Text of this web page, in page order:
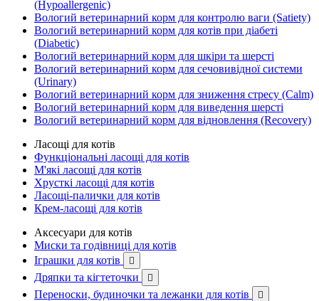
(Hypoallergenic)
Вологий ветеринарний корм для контролю ваги (Satiety)
Вологий ветеринарний корм для котів при діабеті
(Diabetic)
Вологий ветеринарний корм для шкіри та шерсті
Вологий ветеринарний корм для сечовивідної системи
(Urinary)
Вологий ветеринарний корм для зниження стресу (Calm)
Вологий ветеринарний корм для виведення шерсті
Вологий ветеринарний корм для відновлення (Recovery)
Ласощі для котів
Функціональні ласощі для котів
М'які ласощі для котів
Хрусткі ласощі для котів
Ласощі-палички для котів
Крем-ласощі для котів
Аксесуари для котів
Миски та годівниці для котів
Іграшки для котів

Дряпки та кігтеточки 
Переноски, будиночки та лежанки для котів 